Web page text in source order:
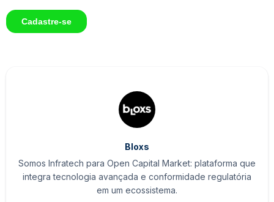
Bloxs
Somos Infratech para Open Capital Market: plataforma que
integra tecnologia avançada e conformidade regulatória
em um ecossistema.